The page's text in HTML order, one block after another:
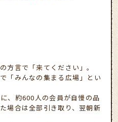
方言で「来てください」。
「みんなの集まる広場」とい
、約600人の会員が自慢の品
場合は全部引き取り、翌朝新